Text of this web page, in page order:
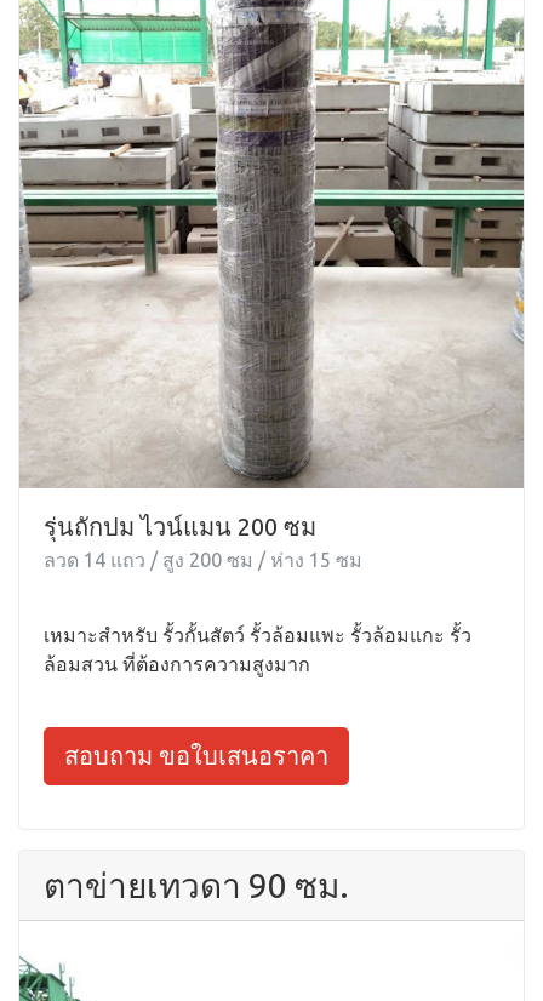
รุ่นถักปม ไวน์แมน 200 ซม
ลวด 14 แถว / สูง 200 ซม / ห่าง 15 ซม
เหมาะสำหรับ รั้วกั้นสัตว์ รั้วล้อมแพะ รั้วล้อมแกะ รั้ว
ล้อมสวน ที่ต้องการความสูงมาก
สอบถาม ขอใบเสนอราคา
ตาข่ายเทวดา 90 ซม.